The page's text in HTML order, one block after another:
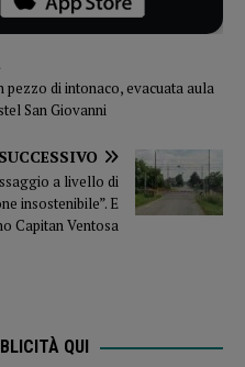
pezzo di intonaco, evacuata aula
San Giovanni
SUCCESSIVO
a livello di
insostenibile”. E
Capitan Ventosa
QUI